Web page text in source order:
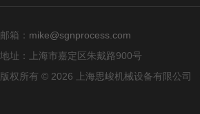
邮箱： mike@sgnprocess.com
地址：上海市嘉定区朱戴路900号
版权所有 © 2026 上海思峻机械设备有限公司